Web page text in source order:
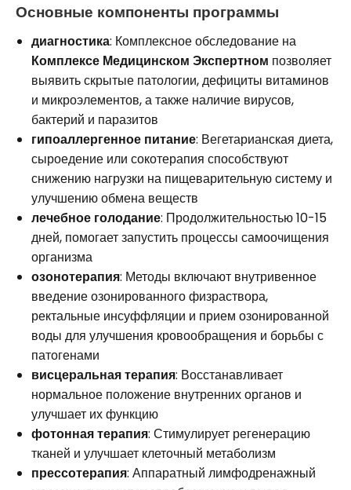
Основные компоненты программы
диагностика: Комплексное обследование на
Комплексе Медицинском Экспертном позволяет
выявить скрытые патологии, дефициты витаминов
и микроэлементов, а также наличие вирусов,
бактерий и паразитов
гипоаллергенное питание: Вегетарианская диета,
сыроедение или сокотерапия способствуют
снижению нагрузки на пищеварительную систему и
улучшению обмена веществ
лечебное голодание: Продолжительностью 10-15
дней, помогает запустить процессы самоочищения
организма
озонотерапия: Методы включают внутривенное
введение озонированного физраствора,
ректальные инсуффляции и прием озонированной
воды для улучшения кровообращения и борьбы с
патогенами
висцеральная терапия: Восстанавливает
нормальное положение внутренних органов и
улучшает их функцию
фотонная терапия: Стимулирует регенерацию
тканей и улучшает клеточный метаболизм
прессотерапия: Аппаратный лимфодренажный